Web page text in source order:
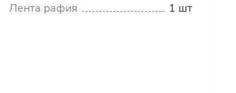
Лента рафия
1 шт